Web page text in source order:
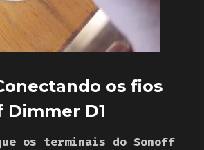
os fios
Dimmer D1
os terminais do Sonoff